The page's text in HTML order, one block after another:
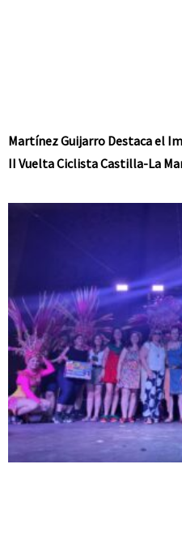
Martínez Guijarro Destaca el
II Vuelta Ciclista Castilla-La